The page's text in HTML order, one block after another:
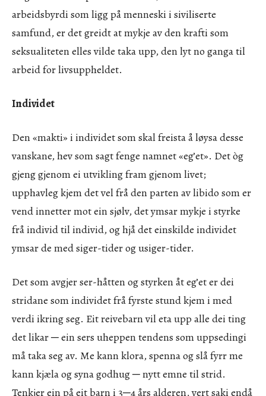
arbeidsbyrdi som ligg på menneski i siviliserte
samfund, er det greidt at mykje av den krafti som
seksualiteten elles vilde taka upp, den lyt no ganga til
arbeid for livsuppheldet.
Individet
Den «makti» i individet som skal freista å løysa desse
vanskane, hev som sagt fenge namnet «eg’et». Det òg
gjeng gjenom ei utvikling fram gjenom livet;
upphavleg kjem det vel frå den parten av libido som er
vend innetter mot ein sjølv, det ymsar mykje i styrke
frå individ til individ, og hjå det einskilde individet
ymsar de med siger-tider og usiger-tider.
Det som avgjer ser-håtten og styrken åt eg’et er dei
stridane som individet frå fyrste stund kjem i med
verdi ikring seg. Eit reivebarn vil eta upp alle dei ting
det likar ─ ein sers uheppen tendens som uppsedingi
må taka seg av. Me kann klora, spenna og slå fyrr me
kann kjæla og syna godhug ─ nytt emne til strid.
Tenkjer ein på eit barn i 3─4 års alderen, vert saki endå